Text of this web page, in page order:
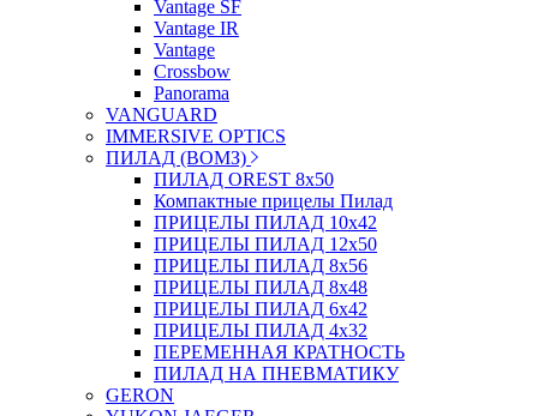
Vantage SF
Vantage IR
Vantage
Crossbow
Panorama
VANGUARD
IMMERSIVE OPTICS
ПИЛАД (ВОМЗ)
ПИЛАД OREST 8х50
Компактные прицелы Пилад
ПРИЦЕЛЫ ПИЛАД 10х42
ПРИЦЕЛЫ ПИЛАД 12х50
ПРИЦЕЛЫ ПИЛАД 8х56
ПРИЦЕЛЫ ПИЛАД 8х48
ПРИЦЕЛЫ ПИЛАД 6х42
ПРИЦЕЛЫ ПИЛАД 4х32
ПЕРЕМЕННАЯ КРАТНОСТЬ
ПИЛАД НА ПНЕВМАТИКУ
GERON